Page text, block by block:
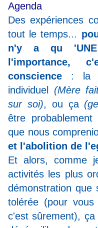
Agenda
Des expériences
tout le temps...
n'y a qu
l'importance,
conscience : la
individuel (Mère
sur soi), ou ça
être
que nous
et l'abolition de
Et alors, comme
activités les plus
démonstration que
tolérée (pour
c'est sûrement),